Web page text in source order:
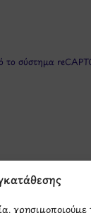
χρησιμοποιούμε
το σύστημα